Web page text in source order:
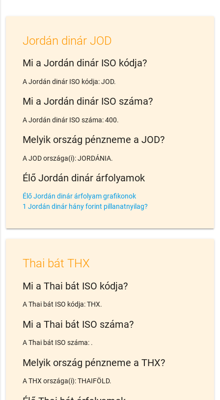
Jordán dinár JOD
Mi a Jordán dinár ISO kódja?
A Jordán dinár ISO kódja: JOD.
Mi a Jordán dinár ISO száma?
A Jordán dinár ISO száma: 400.
Melyik ország pénzneme a JOD?
A JOD országa(i): JORDÁNIA.
Élő Jordán dinár árfolyamok
Élő Jordán dinár árfolyam grafikonok
1 Jordán dinár hány forint pillanatnyilag?
Thai bát THX
Mi a Thai bát ISO kódja?
A Thai bát ISO kódja: THX.
Mi a Thai bát ISO száma?
A Thai bát ISO száma: .
Melyik ország pénzneme a THX?
A THX országa(i): THAIFÖLD.